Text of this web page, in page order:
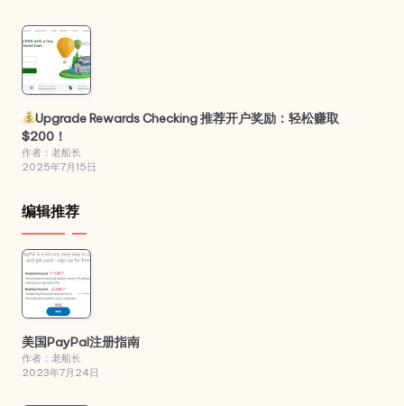
Upgrade Rewards Checking 推荐开户奖励：轻松赚取
$200！
作者：老船长
2025年7月15日
编辑推荐
美国PayPal注册指南
作者：老船长
2023年7月24日